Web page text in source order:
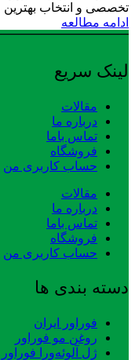
تخصصی و انتخاب بهترین
ادامه مطالعه
لینک سریع
مقالات
درباره ما
تماس باما
فروشگاه
حساب کاربری من
مقالات
درباره ما
تماس باما
فروشگاه
حساب کاربری من
دسته بندی ها
فوراور ایران
روغن مو فوراور
ژل آلوئه‌ورا فوراور